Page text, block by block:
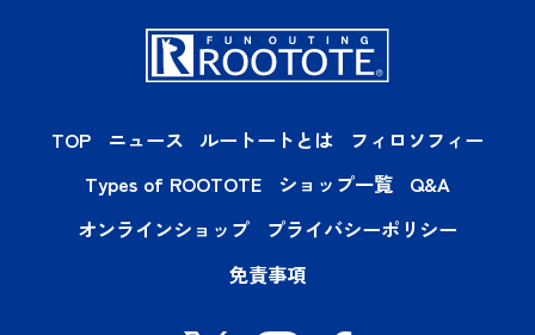
TOP ニュース ルートートとは
フィロソフィー
Types of ROOTOTE
ショップ一覧
Q&A
オンラインショップ
プライバシーポリシー
免責事項